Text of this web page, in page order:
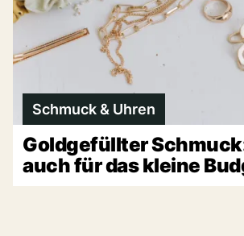
Schmuck & Uhren
Goldgefüllter
auch für das kleine